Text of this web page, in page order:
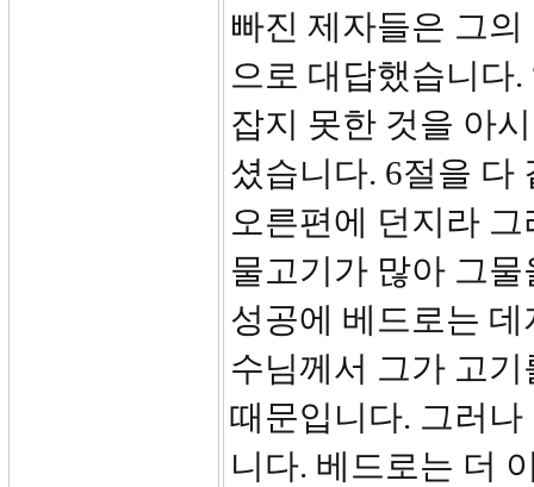
빠진 제자들은 그
으로 대답했습니다
잡지 못한 것을 아
셨습니다. 6절을 다
오른편에 던지라
물고기가 많아 그
성공에 베드로는
수님께서 그가 고
때문입니다. 그러
니다. 베드로는 더